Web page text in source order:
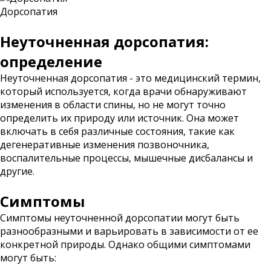
Дорсопатия
Неуточненная дорсопатия:
определение
Неуточненная дорсопатия - это медицинский термин,
который используется, когда врачи обнаруживают
изменения в области спины, но не могут точно
определить их природу или источник. Она может
включать в себя различные состояния, такие как
дегенеративные изменения позвоночника,
воспалительные процессы, мышечные дисбалансы и
другие.
Симптомы
Симптомы неуточненной дорсопатии могут быть
разнообразными и варьировать в зависимости от ее
конкретной природы. Однако общими симптомами
могут быть: